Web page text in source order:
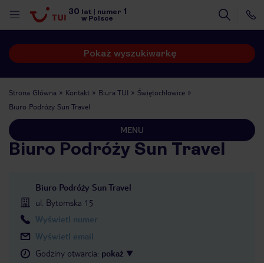
30 lat numer 1
w Polsce
Pokaż wyszukiwarkę
Strona Główna Kontakt Biura TUI
Świętochłowice
Biuro Podróży Sun Travel
MENU
Biuro Podróży Sun Travel
Biuro Podróży Sun Travel
ul. Bytomska 15
Wyświetl numer
Wyświetl email
Godziny otwarcia: pokaż